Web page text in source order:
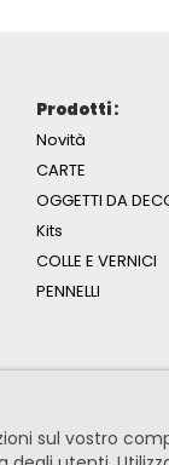
Prodotti :
Novità
CARTE
OGGETTI DA
Kits
COLLE E VERNICI
PENNELLI
sul vostro